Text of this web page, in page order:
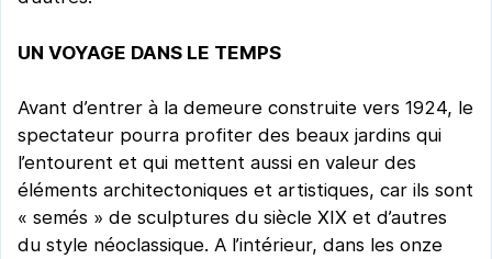
UN VOYAGE DANS LE TEMPS
Avant d’entrer à la demeure construite vers 1924, le
spectateur pourra profiter des beaux jardins qui
l’entourent et qui mettent aussi en valeur des
éléments architectoniques et artistiques, car ils sont
« semés » de sculptures du siècle XIX et d’autres
du style néoclassique. A l’intérieur, dans les onze